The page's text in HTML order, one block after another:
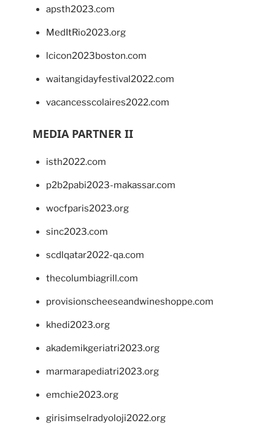
apsth2023.com
MedItRio2023.org
lcicon2023boston.com
waitangidayfestival2022.com
vacancesscolaires2022.com
MEDIA PARTNER II
isth2022.com
p2b2pabi2023-makassar.com
wocfparis2023.org
sinc2023.com
scdlqatar2022-qa.com
thecolumbiagrill.com
provisionscheeseandwineshoppe.com
khedi2023.org
akademikgeriatri2023.org
marmarapediatri2023.org
emchie2023.org
girisimselradyoloji2022.org